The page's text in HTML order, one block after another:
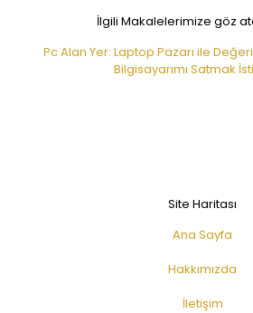
İlgili Makalelerimize göz
Pc Alan Yer: Laptop Pazarı ile
Bilgisayarımı Satmak
Site Haritası
Ana Sayfa
Hakkımızda
İletişim